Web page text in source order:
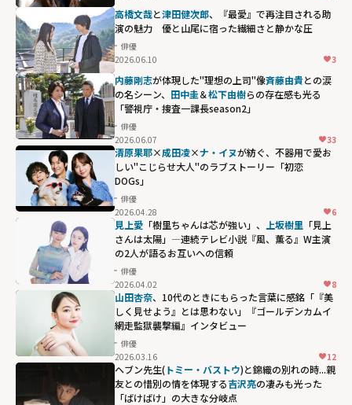
高橋文哉と津田健次郎、『最愛』で再注目される助
演の魅力 優と山尾に宿った繊細さと静かな圧
俳優
2026.06.10
3
斉藤由貴との涙
の名シーン、田中
圭＆松下由樹ら
の存在感も光る
「警視庁・捜査
一課長
season2」"
width="304"
height="203"
loading="lazy"
fetchpriority="h
igh">
内藤剛志が体現した"理想の上司"像――斉藤由貴との涙
の名シーン、 田中圭＆松下由樹らの存在感も光る
「警視庁・捜査一課長season2」
俳優
2026.06.07
33
清原果耶×成田凌×ナ・イヌが紡ぐ、不器用で愛お
しい"こじらせ大人"のラブストーリー「初恋
DOGs」
俳優
2026.04.28
6
見上愛 「樹里ちゃんは芯が強い」、 上坂樹里 「見上
さんは太陽」―連続テレビ小説『風、薫る』W主演
の2人が語るお互いへの信頼
俳優
2026.04.02
8
山田杏奈、10代のときにもらった言葉に感銘「『美
しく見せよう』とは思わない」『ゴールデンカムイ
網走監獄襲撃編』インタビュー
俳優
2026.03.16
12
ヘブン先生(トミー・バストウ)と錦織の別れの時...親
友との惜別の情を体現する吉沢亮の凄みも光った
「ばけばけ」の大きな分岐点